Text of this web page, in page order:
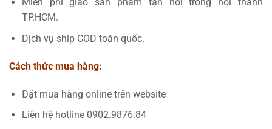
Miễn phí giao sản phẩm tận nơi trong nội thành
TP.HCM.
Dịch vụ ship COD toàn quốc.
Cách thức mua hàng:
Đặt mua hàng online trên website
Liên hệ hotline 0902.9876.84